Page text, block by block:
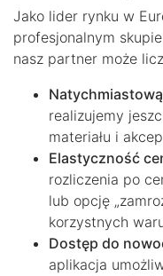
Jako lider rynku w
profesjonalnym
nasz partner może
realizujemy
materiału i
Elastyczność
rozliczenia po
lub opcję
korzystnych
Dostęp do
aplikacja